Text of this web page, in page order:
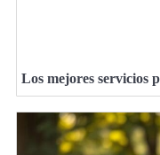
Los mejores servicios